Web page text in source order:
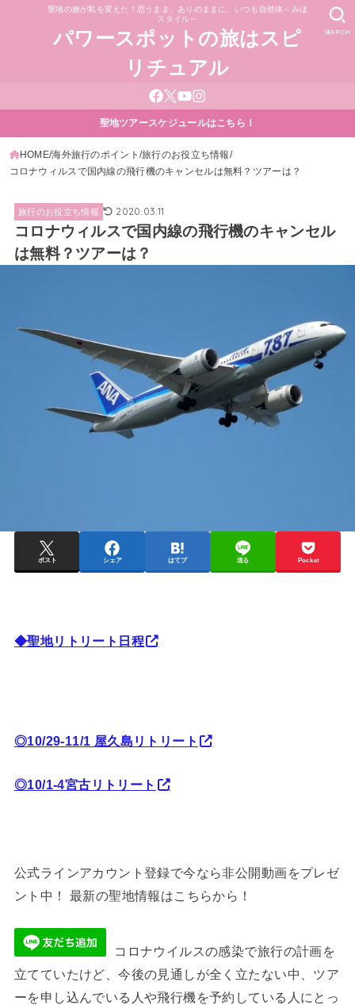
聖地の旅が私を変えた！思うまま、ありのままに、いつも自然体～みほ
スタイル～
パワースポットの旅はスピ
リチュアル
SEARCH
聖地ツアースケジュールはこちら！
HOME 海外旅行のポイント 旅行のお役立ち情報
コロナウィルスで国内線の飛行機のキャンセルは無料？ツアーは？
旅行のお役立ち情報 2020.03.11
コロナウィルスで国内線の飛行機のキャンセル
は無料？ツアーは？
ポスト シェア はてブ 送る Pocket
◆聖地リトリート日程
◎10/29-11/1 屋久島リトリート
◎10/1-4宮古リトリート
公式ラインアカウント登録で今なら非公開動画をプレゼ
ント中！ 最新の聖地情報はこちらから！
コロナウイルスの感染で旅行の計画を
立てていたけど、今後の見通しが全く立たない中、ツア
ーを申し込んでいる人や飛行機を予約している人にとっ